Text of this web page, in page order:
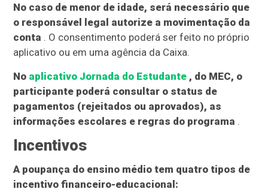
No caso de menor de idade, será necessário que
o responsável legal autorize a movimentação da
conta . O consentimento poderá ser feito no próprio
aplicativo ou em uma agência da Caixa.
No aplicativo Jornada do Estudante , do MEC, o
participante poderá consultar o status de
pagamentos (rejeitados ou aprovados), as
informações escolares e regras do programa .
Incentivos
A poupança do ensino médio tem quatro tipos de
incentivo financeiro-educacional: